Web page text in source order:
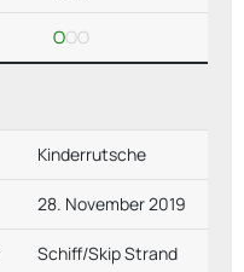
OOO
Kinderrutsche
28. November 2019
Schiff/Skip Strand